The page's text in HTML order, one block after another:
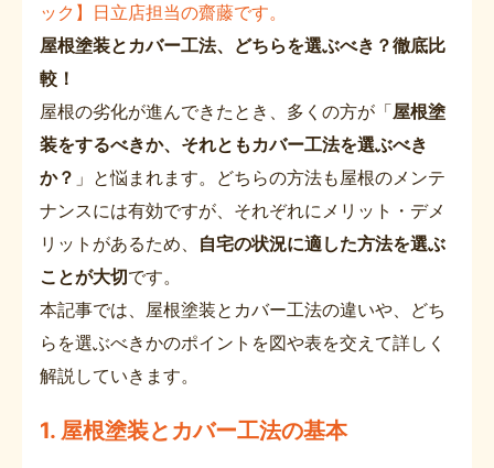
ック】日立店担当の齋藤です。
屋根塗装とカバー工法、どちらを選ぶべき？徹底比
較！
屋根の劣化が進んできたとき、多くの方が「屋根塗
装をするべきか、それともカバー工法を選ぶべき
か？ 」と悩まれます。どちらの方法も屋根のメンテ
ナンスには有効ですが、それぞれにメリット・デメ
リットがあるため、 自宅の状況に適した方法を選ぶ
ことが大切です。
本記事では、屋根塗装とカバー工法の違いや、どち
らを選ぶべきかのポイントを図や表を交えて詳しく
解説していきます。
1. 屋根塗装とカバー工法の基本